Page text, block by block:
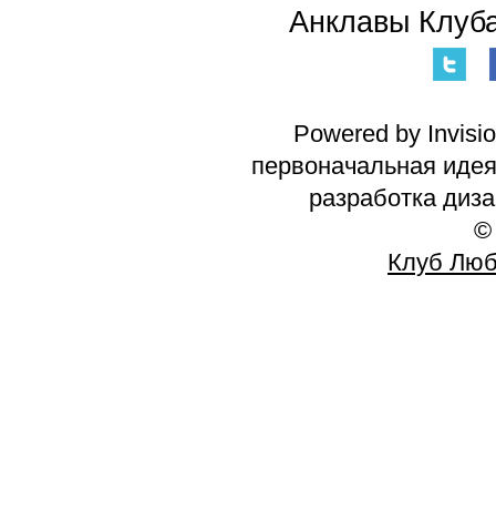
Анклавы
Powered by
первоначальная
разработка
©
Клуб